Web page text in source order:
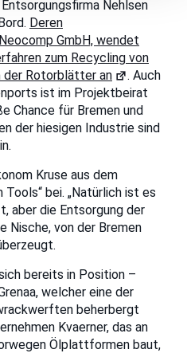
Nehlsen
Deren
GmbH, wendet
zum Recycling von
Rotorblätter an
. Auch
ist im Projektbeirat
Chance für Bremen und
der hiesigen Industrie sind
Kruse aus dem
bei. „Natürlich ist es
aber die Entsorgung der
Nische, von der Bremen
bereits in Position –
welcher eine der
beherbergt
Kvaerner, das an
Ölplattformen baut,